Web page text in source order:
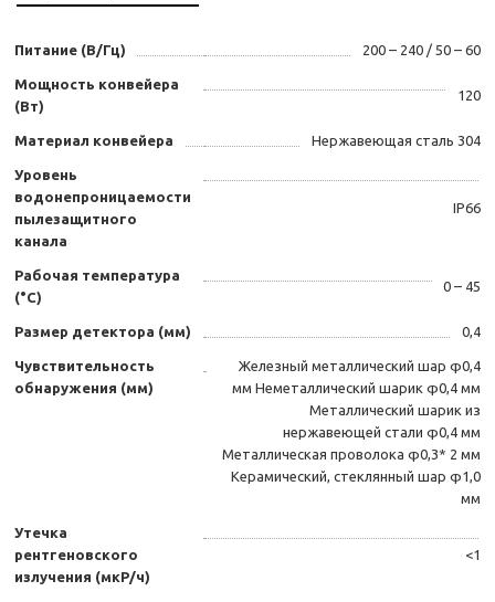
Питание (В/Гц) 200 – 240 / 50 – 60
Мощность конвейера
(Вт)
120
Материал конвейера Нержавеющая сталь 304
Уровень
водонепроницаемости
пылезащитного
канала
IP66
Рабочая температура
(°C)
0 – 45
Размер детектора (мм) 0,4
Чувствительность
обнаружения (мм)
Железный металлический шар φ0,4
мм Неметаллический шарик φ0,4 мм
Металлический шарик из
нержавеющей стали φ0,4 мм
Металлическая проволока φ0,3* 2 мм
Керамический, стеклянный шар φ1,0
мм
Утечка
рентгеновского
излучения (мкР/ч)
<1